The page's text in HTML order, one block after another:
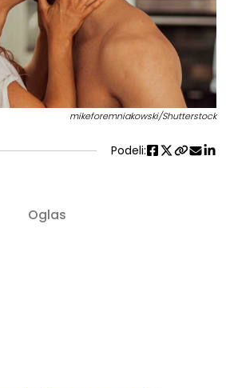
mikeforemniakowski/Shutterstock
Podeli: